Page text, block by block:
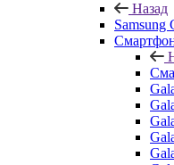
Назад
Samsung